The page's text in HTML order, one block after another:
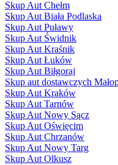
Skup Aut Chełm
Skup Aut Biała Podlaska
Skup Aut Puławy
Skup Aut Świdnik
Skup Aut Kraśnik
Skup Aut Łuków
Skup Aut Biłgoraj
Skup aut dostawczych
Skup Aut Kraków
Skup Aut Tarnów
Skup Aut Nowy Sącz
Skup Aut Oświęcim
Skup Aut Chrzanów
Skup Aut Nowy Targ
Skup Aut Olkusz